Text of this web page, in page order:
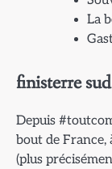
La
finisterre sud
Depuis
bout de France,
(plus